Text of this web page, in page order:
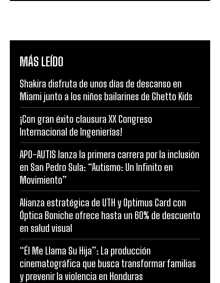
MÁS LEÍDO
Shakira disfruta de unos días de descanso en
Miami junto a los niños bailarines de Ghetto Kids
¡Con gran éxito clausura XX Congreso
Internacional de Ingenierías!
APO-AUTIS lanza la primera carrera por la inclusión
en San Pedro Sula: “Autismo: Un Infinito en
Movimiento”
Alianza estratégica de UTH y Optimus Card con
Óptica Boniche ofrece hasta un 60% de descuento
en salud visual
“Él Me Llama Su Hija”: La producción
cinematográfica que busca transformar familias
y prevenir la violencia en Honduras